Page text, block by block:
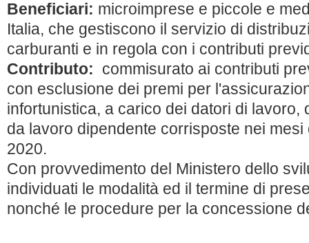
Beneficiari: microimprese e piccole e
Italia, che gestiscono il servizio di
carburanti e in regola con i contributi
Contributo: commisurato ai contributi
con esclusione dei premi per
infortunistica, a carico dei datori di lavoro,
da lavoro dipendente corrisposte nei
2020.
Con provvedimento del Ministero dello
individuati le modalità ed il termine di
nonché le procedure per la concessione